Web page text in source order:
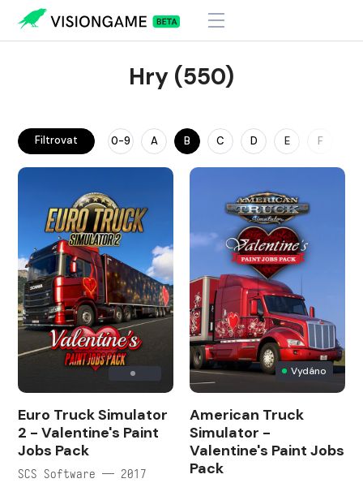
Hry (550)
Filtrovat 0-9 A B C D E F
Euro Truck Simulator
2 - Valentine's Paint
Jobs Pack
SCS Software — 2017
Vydáno
American Truck
Simulator -
Valentine's Paint Jobs
Pack